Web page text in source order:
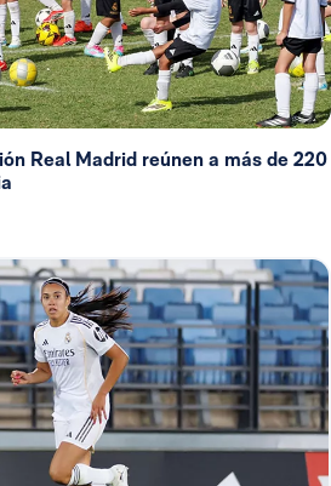
Real Madrid reúnen a más de 220